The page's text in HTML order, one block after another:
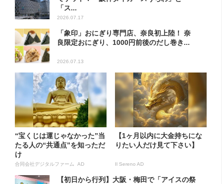
「ス...
2026.07.17
「象印」おにぎり専門店、奈良初上陸！ 奈
良限定おにぎり、1000円前後のだし巻き...
2026.07.13
“宝くじは運じゃなかった”当
たる人の“共通点”を知っただ
け
合同会社デジタルファーム AD
【1ヶ月以内に大金持ちにな
りたい人だけ見て下さい】
Il Sereno AD
【初日から行列】大阪・梅田で「アイスの祭